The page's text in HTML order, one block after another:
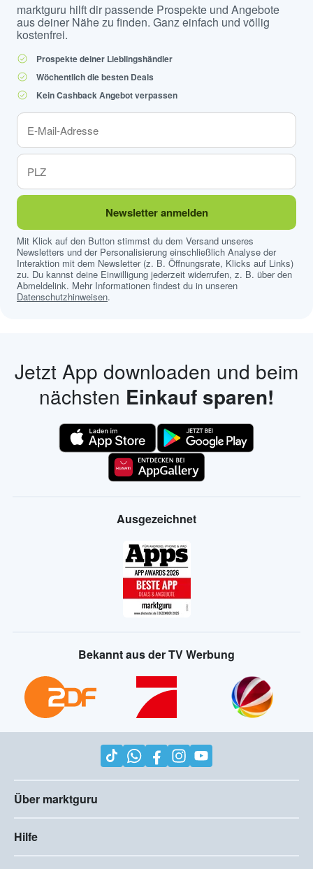
marktguru hilft dir passende Prospekte und Angebote
aus deiner Nähe zu finden. Ganz einfach und völlig
kostenfrei.
Prospekte deiner Lieblingshändler
Wöchentlich die besten Deals
Kein Cashback Angebot verpassen
Newsletter anmelden
Mit Klick auf den Button stimmst du dem Versand unseres
Newsletters und der Personalisierung einschließlich Analyse der
Interaktion mit dem Newsletter (z. B. Öffnungsrate, Klicks auf Links)
zu. Du kannst deine Einwilligung jederzeit widerrufen, z. B. über den
Abmeldelink. Mehr Informationen findest du in unseren
Datenschutzhinweisen.
Jetzt App downloaden und beim
nächsten Einkauf sparen!
Ausgezeichnet
Bekannt aus der TV Werbung
Über marktguru
Hilfe